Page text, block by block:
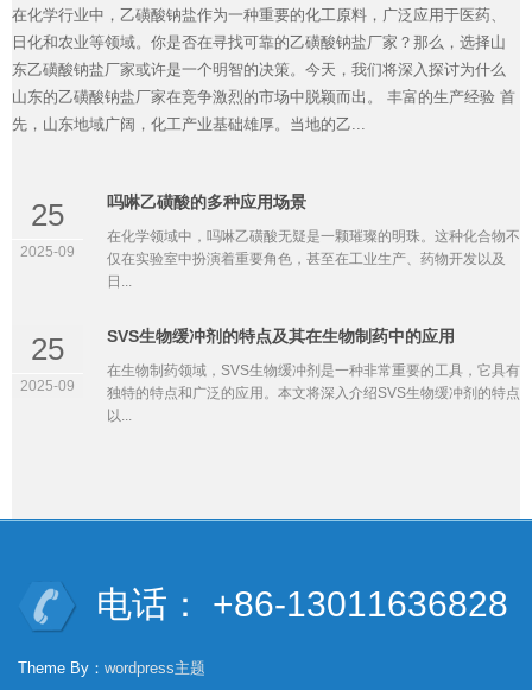
在化学行业中，乙磺酸钠盐作为一种重要的化工原料，广泛应用于医药、
日化和农业等领域。你是否在寻找可靠的乙磺酸钠盐厂家？那么，选择山
东乙磺酸钠盐厂家或许是一个明智的决策。今天，我们将深入探讨为什么
山东的乙磺酸钠盐厂家在竞争激烈的市场中脱颖而出。 丰富的生产经验 首
先，山东地域广阔，化工产业基础雄厚。当地的乙...
25
2025-09
吗啉乙磺酸的多种应用场景
在化学领域中，吗啉乙磺酸无疑是一颗璀璨的明珠。这种化合物不
仅在实验室中扮演着重要角色，甚至在工业生产、药物开发以及
日...
25
2025-09
SVS生物缓冲剂的特点及其在生物制药中的应用
在生物制药领域，SVS生物缓冲剂是一种非常重要的工具，它具有
独特的特点和广泛的应用。本文将深入介绍SVS生物缓冲剂的特点
以...
电话： +86-13011636828
Theme By： wordpress主题